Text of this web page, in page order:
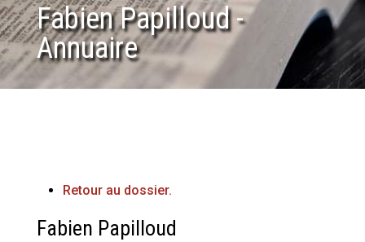
Fabien Papilloud -
Annuaire
Retour au dossier.
Fabien Papilloud